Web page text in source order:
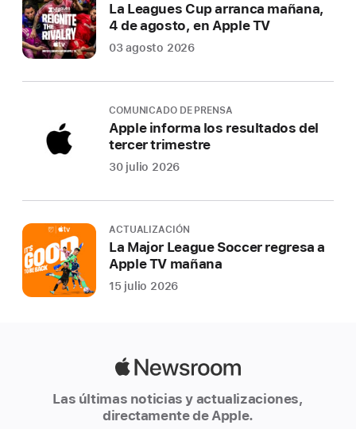
La Leagues Cup arranca mañana,
4 de agosto, en Apple TV
03 agosto 2026
COMUNICADO DE PRENSA
Apple informa los resultados del
tercer trimestre
30 julio 2026
ACTUALIZACIÓN
La Major League Soccer regresa a
Apple TV mañana
15 julio 2026
Las últimas noticias y actualizaciones,
directamente de Apple.